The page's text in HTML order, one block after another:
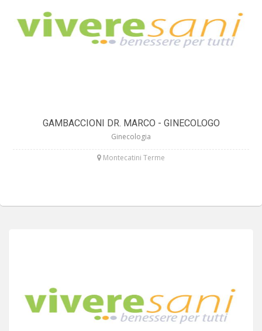
GAMBACCIONI DR. MARCO - GINECOLOGO
Ginecologia
Montecatini Terme